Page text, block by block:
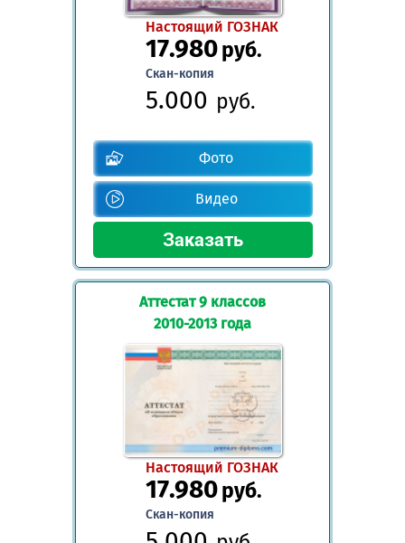
Настоящий ГОЗНАК
17.980руб.
Скан-копия
5.000 руб.
Фото
Видео
Аттестат 9 классов
2010-2013 года
Настоящий ГОЗНАК
17.980руб.
Скан-копия